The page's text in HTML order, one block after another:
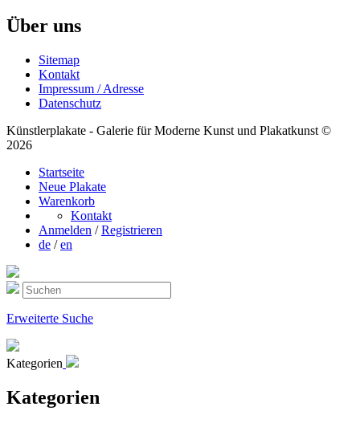
Über uns
Sitemap
Kontakt
Impressum / Adresse
Datenschutz
Künstlerplakate - Galerie für Moderne Kunst und Plakatkunst ©
2026
Startseite
Neue Plakate
Warenkorb
Kontakt
Anmelden / Registrieren
de /en
Erweiterte Suche
Kategorien
Kategorien